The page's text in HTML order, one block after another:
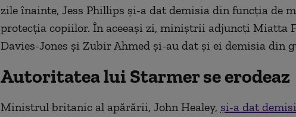
zile înainte, Jess Phillips şi-a dat demisia din funcţia de
protecţia copiilor. În aceeaşi zi, miniştrii adjuncţi Miatta
Davies-Jones şi Zubir Ahmed şi-au dat şi ei demisia din
Autoritatea lui Starmer se erodeaz
Ministrul britanic al apărării, John Healey, şi-a dat